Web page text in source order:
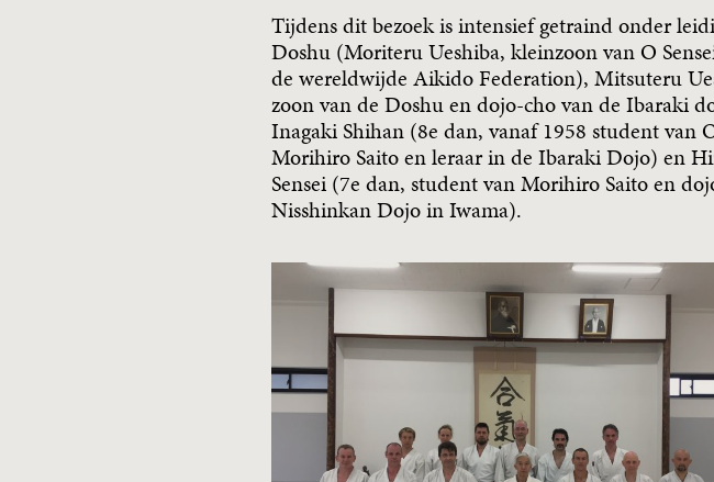
Tijdens dit bezoek is intensief getraind onder
Doshu (Moriteru Ueshiba, kleinzoon van O
de wereldwijde Aikido Federation), Mitsuteru
zoon van de Doshu en dojo-cho van de Ibaraki
Inagaki Shihan (8e dan, vanaf 1958 student van
Morihiro Saito en leraar in de Ibaraki Dojo) en
Sensei (7e dan, student van Morihiro Saito en
Nisshinkan Dojo in Iwama).